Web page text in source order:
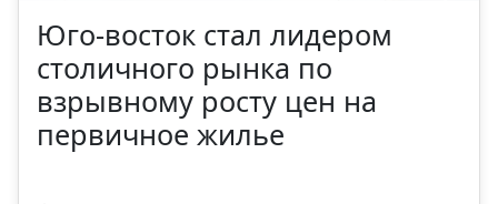
Юго-восток стал лидером
столичного рынка по
взрывному росту цен на
первичное жилье